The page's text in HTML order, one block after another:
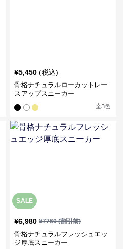
¥5,450 (税込)
骨格ナチュラルローカットレー
スアップスニーカー
全3色
SALE
¥6,980 ¥7760(割引前)
骨格ナチュラルフレッシュエッ
ジ厚底スニーカー